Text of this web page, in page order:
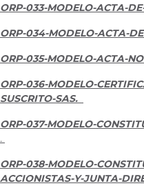
ORP-033-MODELO-ACTA-
ORP-034-MODELO-ACTA-
ORP-035-MODELO-ACTA-
ORP-036-MODELO-
SUSCRITO-SAS.
ORP-037-MODELO-
.
ORP-038-MODELO-
ACCIONISTAS-Y-JUNTA-